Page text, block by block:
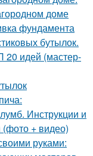
доме
фундамента
бутылок.
20 идей (мастер-
Инструкции и
+ видео)
руками: